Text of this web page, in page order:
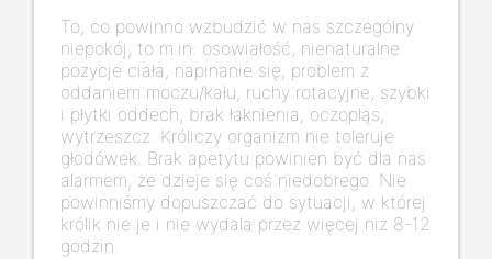
To, co powinno wzbudzić w nas szczególny
niepokój, to m.in: osowiałość, nienaturalne
pozycje ciała, napinanie się, problem z
oddaniem moczu/kału, ruchy rotacyjne, szybki
i płytki oddech, brak łaknienia, oczopląs,
wytrzeszcz. Króliczy organizm nie toleruje
głodówek. Brak apetytu powinien być dla nas
alarmem, że dzieje się coś niedobrego. Nie
powinniśmy dopuszczać do sytuacji, w której
królik nie je i nie wydala przez więcej niż 8-12
godzin.